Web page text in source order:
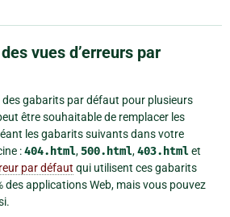
vues d’erreurs par
des gabarits par défaut pour plusieurs
être souhaitable de remplacer les
les gabarits suivants dans votre
:404.html,500.html,403.htmlet
par défaut qui utilisent ces gabarits
des applications Web, mais vous pouvez